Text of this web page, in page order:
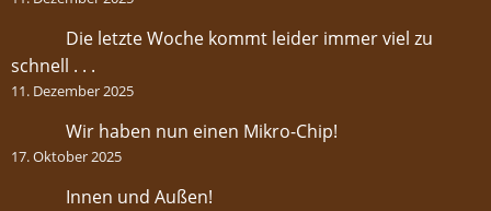
Die letzte Woche kommt leider immer viel zu
schnell . . .
11. Dezember 2025
Wir haben nun einen Mikro-Chip!
17. Oktober 2025
Innen und Außen!